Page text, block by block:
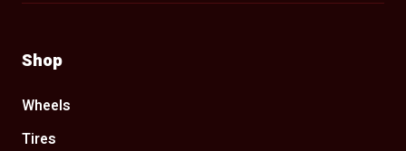
Shop
Wheels
Tires